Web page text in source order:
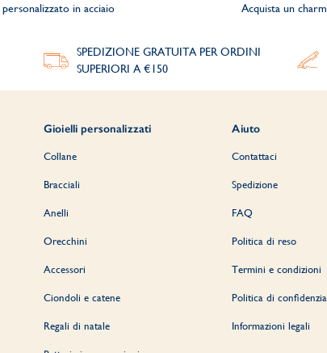
in acciaio Acquista un
SPEDIZIONE GRATUITA PER ORDINI
SUPERIORI A €150
Gioielli personalizzati
Collane
Bracciali
Anelli
Orecchini
Accessori
Ciondoli e catene
Regali di natale
Aiuto
Contattaci
Spedizione
FAQ
Politica di reso
Termini e condizioni
Politica di
Informazioni legali